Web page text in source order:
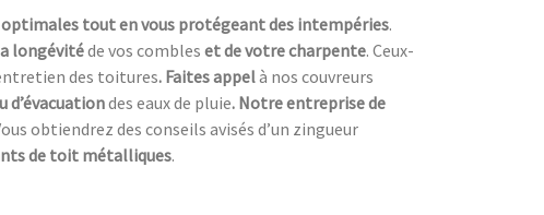
optimales tout en vous protégeant des intempéries.
longévitéde vos combles et de votre charpente. Ceux-
des toitures. Faites appelà nos couvreurs
d’évacuationdes eaux de pluie. Notre entreprise de
obtiendrez des conseils avisés d’un zingueur
de toit métalliques.